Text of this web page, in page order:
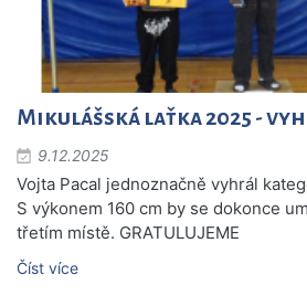
Mikulášská laťka 2025 -
9.12.2025
Vojta Pacal jednoznačně vyhrál
S výkonem 160 cm by se dokonce
třetím místě. GRATULUJEME
Číst více